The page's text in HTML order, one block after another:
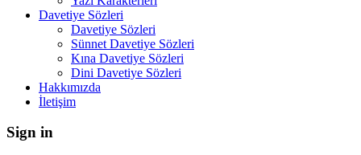
Davetiye Sözleri
Davetiye Sözleri
Sünnet Davetiye Sözleri
Kına Davetiye Sözleri
Dini Davetiye Sözleri
Hakkımızda
İletişim
Sign in